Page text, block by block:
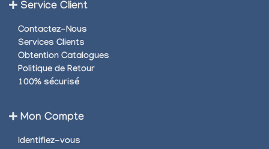
Service Client
Contactez-Nous
Services Clients
Obtention Catalogues
Politique de Retour
100% sécurisé
Mon Compte
Identifiez-vous